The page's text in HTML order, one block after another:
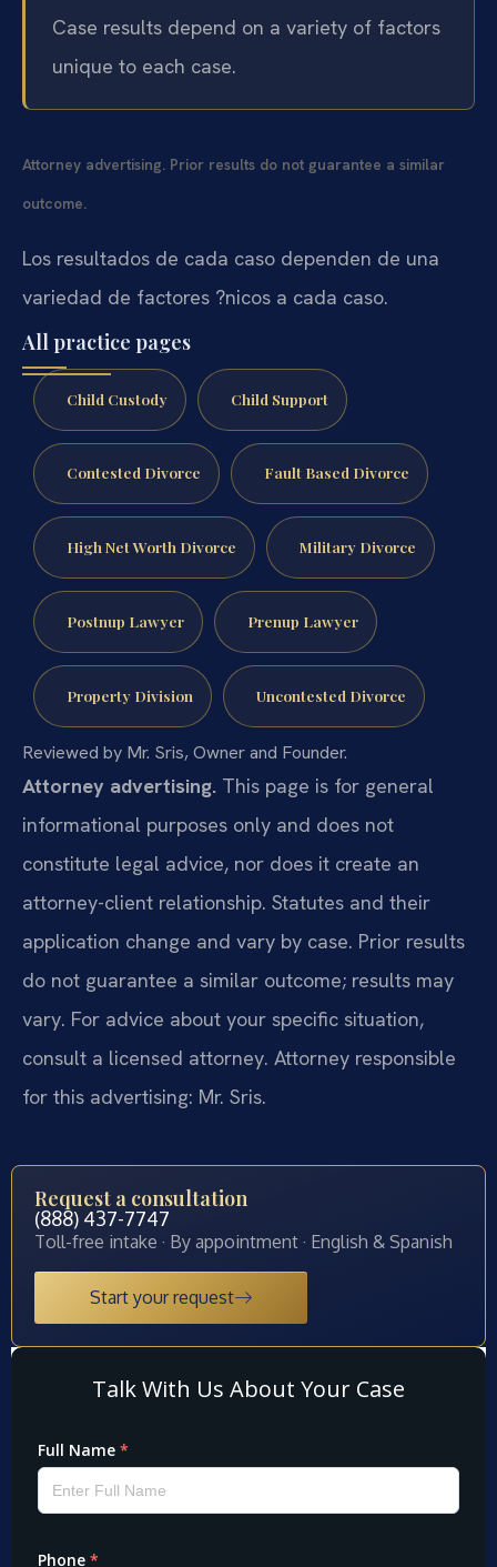
Case results depend on a variety of factors
unique to each case.
Attorney advertising. Prior results do not guarantee a similar
outcome.
Los resultados de cada caso dependen de una
variedad de factores ?nicos a cada caso.
All practice pages
Child Custody Child Support
Contested Divorce Fault Based Divorce
High Net Worth Divorce Military Divorce
Postnup Lawyer Prenup Lawyer
Property Division Uncontested Divorce
Reviewed by Mr. Sris, Owner and Founder.
Attorney advertising. This page is for general
informational purposes only and does not
constitute legal advice, nor does it create an
attorney-client relationship. Statutes and their
application change and vary by case. Prior results
do not guarantee a similar outcome; results may
vary. For advice about your specific situation,
consult a licensed attorney. Attorney responsible
for this advertising: Mr. Sris.
Request a consultation
(888) 437-7747
Toll-free intake · By appointment · English & Spanish
Start your request